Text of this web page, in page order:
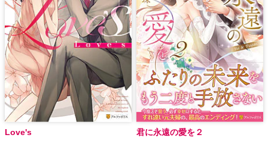
Love's 君に永遠の愛を２